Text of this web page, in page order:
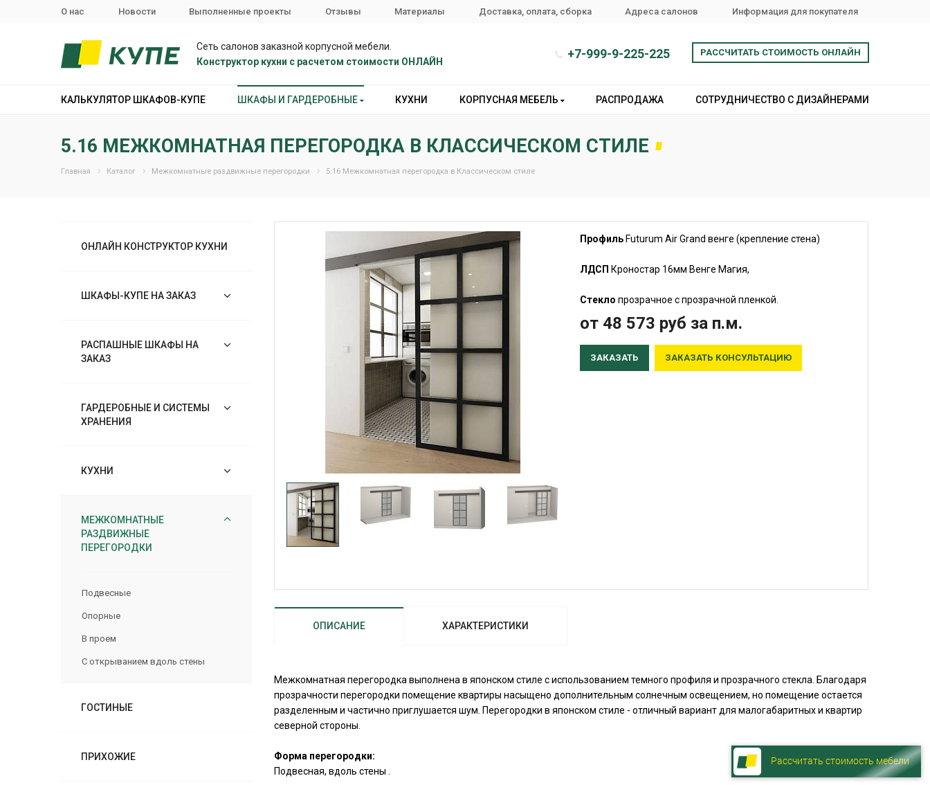
О нас Новости Выполненные проекты Отзывы Материалы Доставка, оплата, сборка Адреса салонов Информация для покупателя
Сеть салонов заказной корпусной мебели.
Конструктор кухни с расчетом стоимости ОНЛАЙН
+7-999-9-225-225 РАССЧИТАТЬ СТОИМОСТЬ ОНЛАЙН
КАЛЬКУЛЯТОР ШКАФОВ-КУПЕ ШКАФЫ И ГАРДЕРОБНЫЕ КУХНИ КОРПУСНАЯ МЕБЕЛЬ РАСПРОДАЖА СОТРУДНИЧЕСТВО С ДИЗАЙНЕРАМИ
5.16 МЕЖКОМНАТНАЯ ПЕРЕГОРОДКА В КЛАССИЧЕСКОМ СТИЛЕ
Главная Каталог Межкомнатные раздвижные перегородки 5.16 Межкомнатная перегородка в Классическом стиле
ОНЛАЙН КОНСТРУКТОР КУХНИ
ШКАФЫ-КУПЕ НА ЗАКАЗ
РАСПАШНЫЕ ШКАФЫ НА
ЗАКАЗ
ГАРДЕРОБНЫЕ И СИСТЕМЫ
ХРАНЕНИЯ
КУХНИ
МЕЖКОМНАТНЫЕ
РАЗДВИЖНЫЕ
ПЕРЕГОРОДКИ
Подвесные
Опорные
В проем
С открыванием вдоль стены
ГОСТИНЫЕ
ПРИХОЖИЕ
Профиль Futurum Air Grand венге (крепление стена)
ЛДСП Кроностар 16мм Венге Магия,
Стекло прозрачное с прозрачной пленкой.
от 48 573 руб за п.м.
ЗАКАЗАТЬ ЗАКАЗАТЬ КОНСУЛЬТАЦИЮ
ОПИСАНИЕ ХАРАКТЕРИСТИКИ
Межкомнатная перегородка выполнена в японском стиле с использованием темного профиля и прозрачного стекла. Благодаря
прозрачности перегородки помещение квартиры насыщено дополнительным солнечным освещением, но помещение остается
разделенным и частично приглушается шум. Перегородки в японском стиле - отличный вариант для малогабаритных и квартир
северной стороны.
Форма перегородки:
Подвесная, вдоль стены .
Рассчитать стоимость мебели